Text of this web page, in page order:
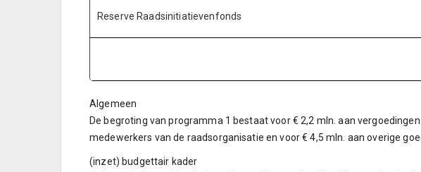
Reserve Raadsinitiatievenfonds
Algemeen
De begroting van programma 1 bestaat voor € 2,2 mln. aan
medewerkers van de raadsorganisatie en voor € 4,5 mln. aan overige
(inzet) budgettair kader